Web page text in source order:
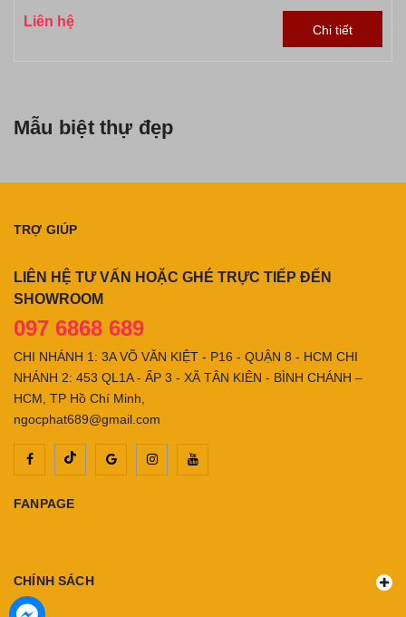
Liên hệ
Chi tiết
Mẫu biệt thự đẹp
TRỢ GIÚP
LIÊN HỆ TƯ VẤN HOẶC GHÉ TRỰC TIẾP ĐẾN
SHOWROOM
097 6868 689
CHI NHÁNH 1: 3A VÕ VĂN KIỆT - P16 - QUẬN 8 - HCM CHI
NHÁNH 2: 453 QL1A - ẤP 3 - XÃ TÂN KIÊN - BÌNH CHÁNH –
HCM, TP Hồ Chí Minh,
ngocphat689@gmail.com
FANPAGE
CHÍNH SÁCH